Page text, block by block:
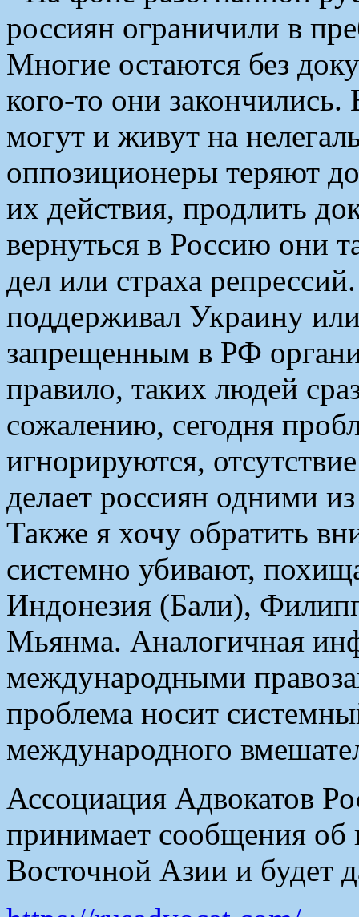
россиян ограничили в
Многие остаются без
кого-то они
могут и живут на
оппозиционеры теряют
их действия, продлить
вернуться в Россию они
дел или страха
поддерживал Украину
запрещенным в РФ
правило, таких людей
сожалению, сегодня
игнорируются,
делает россиян одними
Также я хочу обратить
системно убивают,
Индонезия (Бали),
Мьянма. Аналогичная
международными
проблема носит
международного
Ассоциация Адвокатов
принимает сообщения об
Восточной Азии и будет